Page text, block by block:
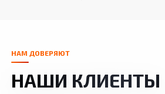
НАМ ДОВЕРЯЮТ
НАШИ КЛИЕНТЫ